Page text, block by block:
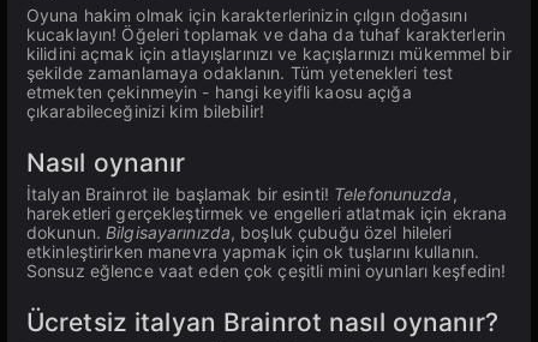
Oyuna hakim olmak için karakterlerinizin çılgın doğasını
kucaklayın! Öğeleri toplamak ve daha da tuhaf karakterlerin
kilidini açmak için atlayışlarınızı ve kaçışlarınızı mükemmel bir
şekilde zamanlamaya odaklanın. Tüm yetenekleri test
etmekten çekinmeyin - hangi keyifli kaosu açığa
çıkarabileceğinizi kim bilebilir!
Nasıl oynanır
İtalyan Brainrot ile başlamak bir esinti! Telefonunuzda,
hareketleri gerçekleştirmek ve engelleri atlatmak için ekrana
dokunun. Bilgisayarınızda, boşluk çubuğu özel hileleri
etkinleştirirken manevra yapmak için ok tuşlarını kullanın.
Sonsuz eğlence vaat eden çok çeşitli mini oyunları keşfedin!
Ücretsiz italyan Brainrot nasıl oynanır?